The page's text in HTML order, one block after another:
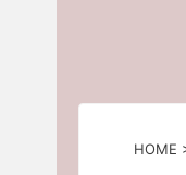
HOME